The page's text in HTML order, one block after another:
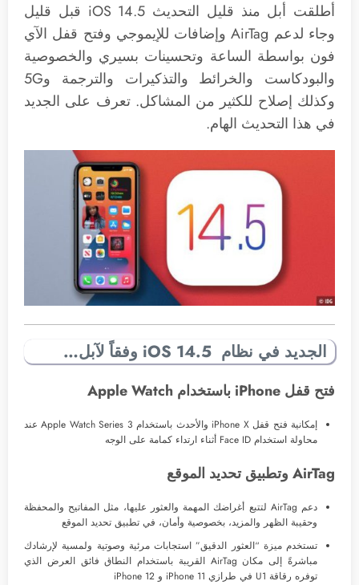
أطلقت أبل منذ قليل التحديث iOS 14.5 قبل قليل
وجاء لدعم AirTag وإضافات للإيموجي وفتح قفل الآي
فون بواسطة الساعة وتحسينات بسيري والخصوصية
والبودكاست والخرائط والتذكيرات والترجمة و5G
وكذلك إصلاح للكثير من المشاكل. تعرف على الجديد
في هذا التحديث الهام.
الجديد في نظام iOS 14.5 وفقاً لآبل…
فتح قفل iPhone باستخدام Apple Watch
إمكانية فتح قفل iPhone X والأحدث باستخدام Apple Watch Series 3 عند
محاولة استخدام Face ID أثناء ارتداء كمامة على الوجه
AirTag وتطبيق تحديد الموقع
دعم AirTag لتتبع أغراضك المهمة والعثور عليها، مثل المفاتيح والمحفظة
وحقيبة الظهر والمزيد، بخصوصية وأمان، في تطبيق تحديد الموقع
تستخدم ميزة “العثور الدقيق” استجابات مرئية وصوتية ولمسية لإرشادك
مباشرةً إلى مكان AirTag القريبة باستخدام النطاق فائق العرض الذي
توفره رقاقة U1 في طرازي iPhone 11 و iPhone 12